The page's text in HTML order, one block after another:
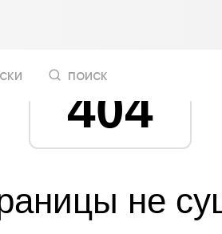
поиск
404
не